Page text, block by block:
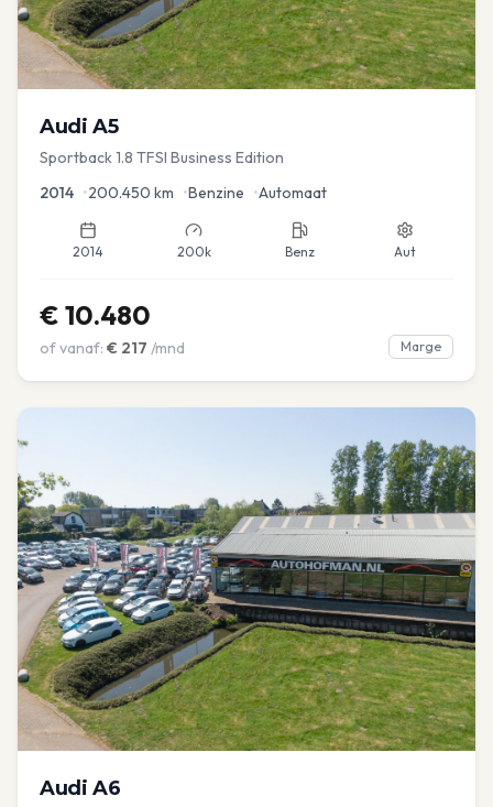
Audi A5
Sportback 1.8 TFSI Business Edition
2014 •200.450 km •Benzine •Automaat
2014 200k Benz Aut
€ 10.480
of vanaf: € 217 /mnd Marge
Audi A6